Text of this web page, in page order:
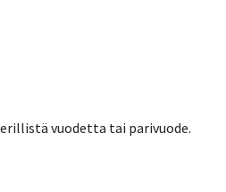
vuodetta tai parivuode.